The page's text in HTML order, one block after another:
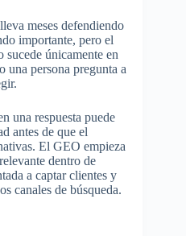
meses defendiendo
importante, pero el
sucede únicamente en
una persona pregunta a
una respuesta puede
antes de que el
El GEO empieza
dentro de
a captar clientes y
canales de búsqueda.